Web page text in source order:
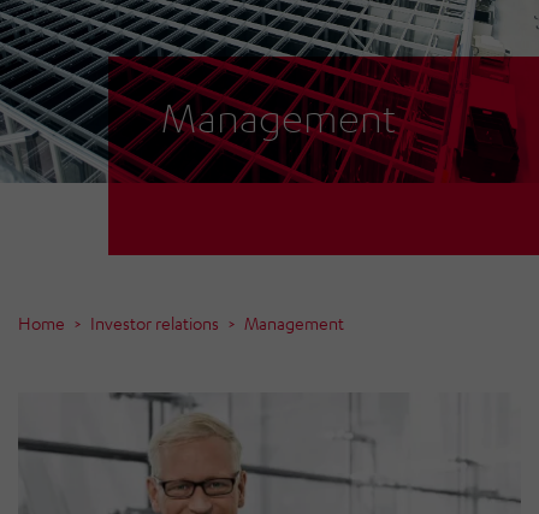
Management
Home Investor relations Management